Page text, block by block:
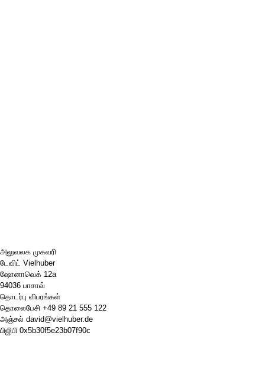
அலுவலக முகவரி
டேவிட் Vielhuber
ஷோனாவெக் 12a
94036 பாசாவ்
தொடர்பு விபரங்கள்
தொலைபேசி +49 89 21 555 122
அஞ்சல் david@vielhuber.de
பிஜிபி 0x5b30f5e23b07f90c